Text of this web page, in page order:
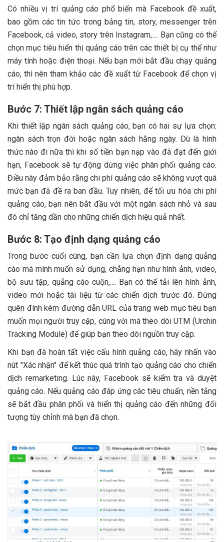
Có nhiều vị trí quảng cáo phổ biến mà Facebook đề xuất,
bao gồm các tin tức trong bảng tin, story, messenger trên
Facebook, cả video, story trên Instagram,.... Bạn cũng có thể
chọn mục tiêu hiển thị quảng cáo trên các thiết bị cụ thể như
máy tính hoặc điện thoại. Nếu bạn mới bắt đầu chạy quảng
cáo, thì nên tham khảo các đề xuất từ Facebook để chọn vị
trí hiển thị phù hợp.
Bước 7: Thiết lập ngân sách quảng cáo
Khi thiết lập ngân sách quảng cáo, bạn có hai sự lựa chọn:
ngân sách trọn đời hoặc ngân sách hằng ngày. Dù là hình
thức nào đi nữa thì khi số tiền bạn nạp vào đã đạt đến giới
hạn, Facebook sẽ tự động dừng việc phân phối quảng cáo.
Điều này đảm bảo rằng chi phí quảng cáo sẽ không vượt quá
mức bạn đã đề ra ban đầu. Tuy nhiên, để tối ưu hóa chi phí
quảng cáo, bạn nên bắt đầu với một ngân sách nhỏ và sau
đó chỉ tăng dần cho những chiến dịch hiệu quả nhất.
Bước 8: Tạo định dạng quảng cáo
Trong bước cuối cùng, bạn cần lựa chọn định dạng quảng
cáo mà mình muốn sử dụng, chẳng hạn như hình ảnh, video,
bộ sưu tập, quảng cáo cuộn,.... Bạn có thể tải lên hình ảnh,
video mới hoặc tài liệu từ các chiến dịch trước đó. Đừng
quên đính kèm đường dẫn URL của trang web mục tiêu bạn
muốn mọi người truy cập, cùng với mã theo dõi UTM (Urchin
Tracking Module) để giúp bạn theo dõi nguồn truy cập.
Khi bạn đã hoàn tất việc cấu hình quảng cáo, hãy nhấn vào
nút "Xác nhận" để kết thúc quá trình tạo quảng cáo cho chiến
dịch remarketing. Lúc này, Facebook sẽ kiểm tra và duyệt
quảng cáo. Nếu quảng cáo đáp ứng các tiêu chuẩn, nền tảng
sẽ bắt đầu phân phối và hiển thị quảng cáo đến những đối
tượng tùy chỉnh mà bạn đã chọn.